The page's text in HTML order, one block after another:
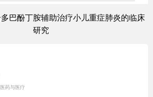
巴酚丁胺辅助治疗小儿重症肺炎的临床
研究
药与医疗